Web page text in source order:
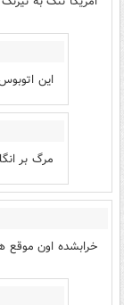
این
مرگ بر
خرابشده اون موقع